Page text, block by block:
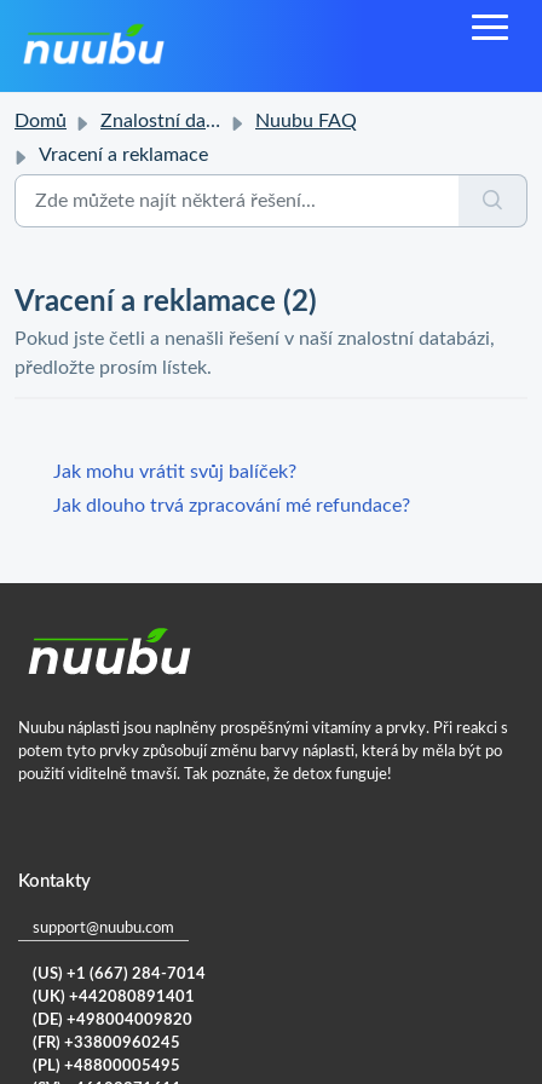
Domů Znalostní databáze
Nuubu FAQ
Vracení a reklamace
Vracení a reklamace (2)
Pokud jste četli a nenašli řešení v naší znalostní databázi,
předložte prosím lístek.
Jak mohu vrátit svůj balíček?
Jak dlouho trvá zpracování mé refundace?
Nuubu náplasti jsou naplněny prospěšnými vitamíny a prvky. Při reakci s
potem tyto prvky způsobují změnu barvy náplasti, která by měla být po
použití viditelně tmavší. Tak poznáte, že detox funguje!
Kontakty
support@nuubu.com
(US) +1 (667) 284-7014
(UK) +442080891401
(DE) +498004009820
(FR) +33800960245
(PL) +48800005495